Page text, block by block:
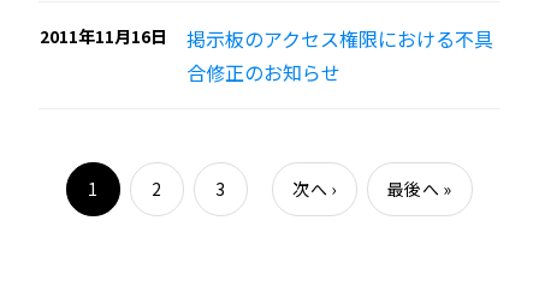
2011年11月16日
掲示板のアクセス権限における不具
合修正のお知らせ
1 2 3 次へ› 最後へ »